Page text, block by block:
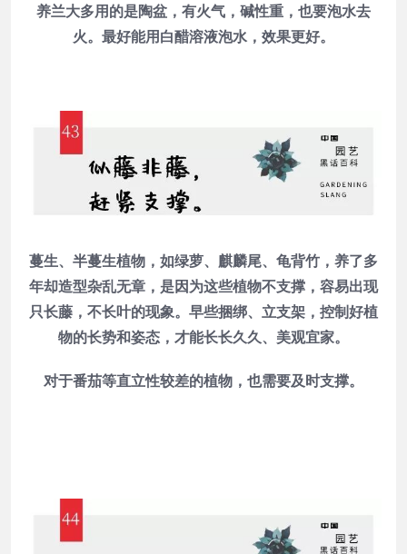
养兰大多用的是陶盆，有火气，碱性重，也要泡水去
火。最好能用白醋溶液泡水，效果更好。
蔓生、半蔓生植物，如绿萝、麒麟尾、龟背竹，养了多
年却造型杂乱无章，是因为这些植物不支撑，容易出现
只长藤，不长叶的现象。早些捆绑、立支架，控制好植
物的长势和姿态，才能长长久久、美观宜家。
对于番茄等直立性较差的植物，也需要及时支撑。